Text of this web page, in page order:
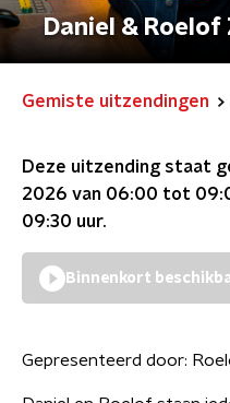
Daniel & Roelof
Gemiste uitzendingen
Deze uitzending staat
2026 van 06:00 tot
09:30 uur.
Binnenkort
Gepresenteerd door: